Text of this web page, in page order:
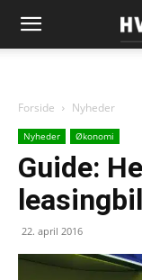
Forside Nyheder
Nyheder Økonomi
Guide:
22. april 2016